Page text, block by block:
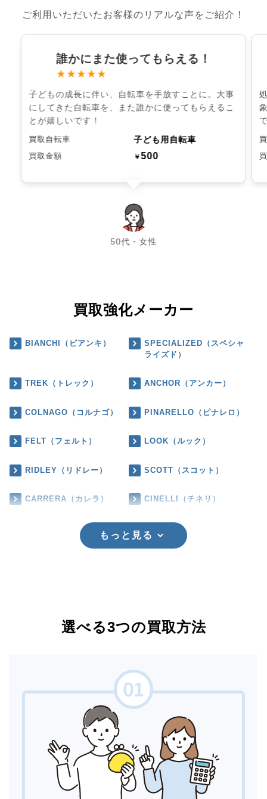
ご利用いただいたお客様のリアルな声をご紹介！
誰かにまた使ってもらえる！
★★★★★
子どもの成長に伴い、自転車を手放すことに。大事
にしてきた自転車を、また誰かに使ってもらえるこ
とが嬉しいです！
買取自転車 子ども用自転車
買取金額 ￥500
50代・女性
chevron_left chevron_right
買取強化メーカー
BIANCHI（ビアンキ）
SPECIALIZED（スペシャ
ライズド）
TREK（トレック） ANCHOR（アンカー）
COLNAGO（コルナゴ） PINARELLO（ピナレロ）
FELT（フェルト） LOOK（ルック）
RIDLEY（リドレー） SCOTT（スコット）
CARRERA（カレラ） CINELLI（チネリ）
もっと見る
選べる3つの買取方法